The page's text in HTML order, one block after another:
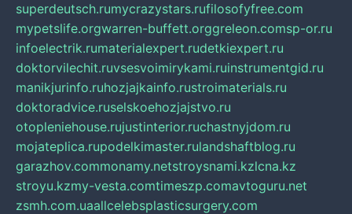
superdeutsch.rumycrazystars.rufilosofyfree.com
mypetslife.orgwarren-buffett.orggreleon.comsp-or.ru
infoelectrik.rumaterialexpert.rudetkiexpert.ru
doktorvilechit.ruvsesvoimirykami.ruinstrumentgid.ru
manikjurinfo.ruhozjajkainfo.rustroimaterials.ru
doktoradvice.ruselskoehozjajstvo.ru
otopleniehouse.rujustinterior.ruchastnyjdom.ru
mojateplica.rupodelkimaster.rulandshaftblog.ru
garazhov.commonamy.netstroysnami.kzlcna.kz
stroyu.kzmy-vesta.comtimeszp.comavtoguru.net
zsmh.com.uaallcelebsplasticsurgery.com